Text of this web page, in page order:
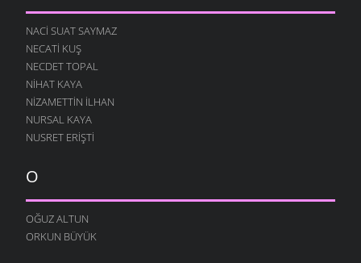
NACI SUAT SAYMAZ
NECATI KUŞ
NECDET TOPAL
NIHAT KAYA
NIZAMETTIN İLHAN
NURSAL KAYA
NUSRET ERIŞTI
O
OĞUZ ALTUN
ORKUN BÜYÜK